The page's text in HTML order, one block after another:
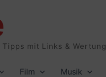
mit Links & Wertung
Film Musik